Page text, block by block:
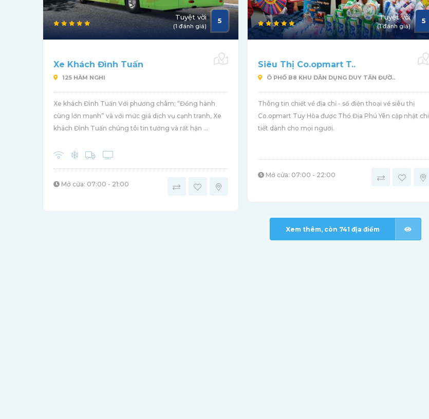
Tuyệt vời
(1 đánh giá)
5
Xe Khách Đình Tuấn
125 HÀM NGHI
Xe khách Đình Tuấn Với phương châm: “Đồng hành
cùng lớn mạnh” và với mức giá dịch vụ cạnh tranh, Xe
khách Đình Tuấn chúng tôi tin tưởng và rất hận ...
Mở cửa: 07:00 - 21:00
Tuyệt vời
(1 đánh giá)
5
Siêu Thị Co.opmart T..
Ô PHỐ B8 KHU DÂN DỤNG DUY TÂN ĐƯỜ..
Thông tin chiết về địa chỉ - số điện thoại về siêu thị
Co.opmart Tuy Hòa được Thổ Địa Phú Yên cập nhật chi
tiết dành cho mọi người.
Mở cửa: 07:00 - 22:00
Xem thêm, còn 741 địa điểm